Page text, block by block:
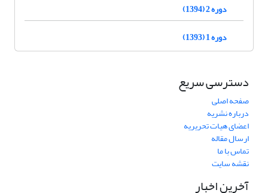
دوره 2 (1394)
دوره 1 (1393)
دسترسی سریع
صفحه اصلی
درباره نشریه
اعضای هیات تحریریه
ارسال مقاله
تماس با ما
نقشه سایت
آخرین اخبار